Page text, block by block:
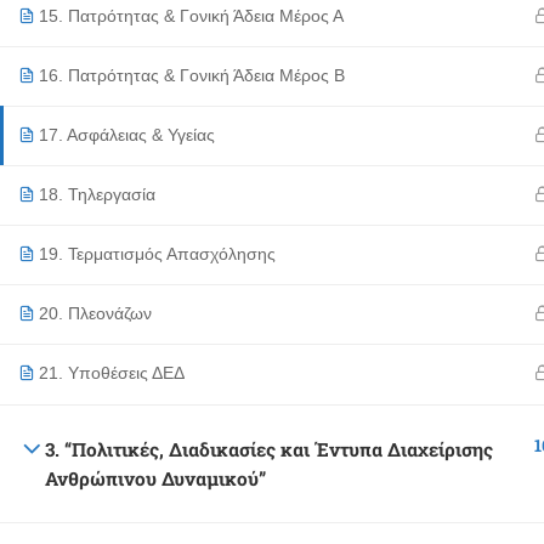
15. Πατρότητας & Γονική Άδεια Μέρος Α
16. Πατρότητας & Γονική Άδεια Μέρος Β
17. Ασφάλειας & Υγείας
18. Τηλεργασία
19. Τερματισμός Απασχόλησης
20. Πλεονάζων
21. Υποθέσεις ΔΕΔ
3. “Πολιτικές, Διαδικασίες και Έντυπα Διαχείρισης
Ανθρώπινου Δυναμικού”